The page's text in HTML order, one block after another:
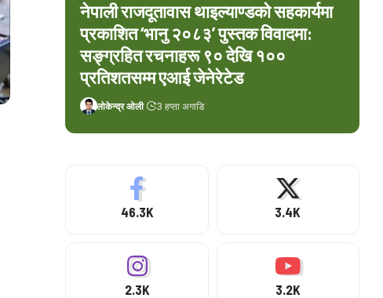
नेपाली राजदूतावास थाइल्याण्डको सहकार्यमा
प्रकाशित ‘भानु २०८३’ पुस्तक विवादमा:
सङ्ग्रहित रचनाहरू ९० देखि १००
प्रतिशतसम्म एआई जेनेरेटेड
लोकेन्द्र ओली 3 हप्ता अगाडि
46.3K 3.4K
2.3K 3.2K